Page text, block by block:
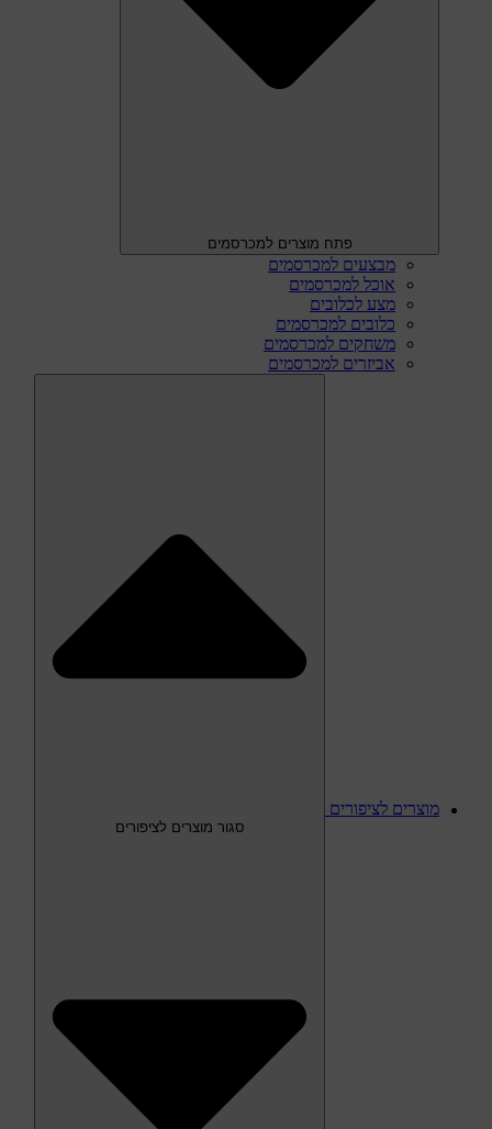
פתח מוצרים למכרסמים
מבצעים למכרסמים
אוכל למכרסמים
מצע לכלובים
כלובים למכרסמים
משחקים למכרסמים
אביזרים למכרסמים
מוצרים לציפורים
סגור מוצרים לציפורים